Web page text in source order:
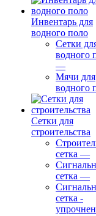
Инвентарь для
водного поло
Сетки
водного
—
Мячи для
водного
Сетки для
строительства
сетка —
сетка —
сетка -